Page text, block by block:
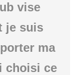
vise
je suis
ma
choisi ce